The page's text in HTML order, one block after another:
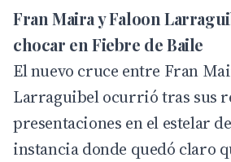
Fran Maira y Faloon
chocar en Fiebre de Baile
El nuevo cruce entre Fran
Larraguibel ocurrió tras sus
presentaciones en el estelar
instancia donde quedó claro